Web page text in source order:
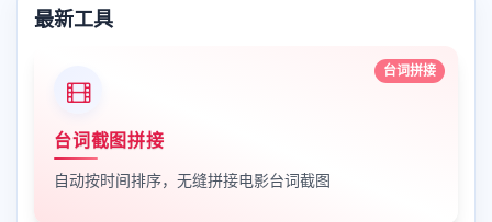
最新工具
台词拼接
台词截图拼接
自动按时间排序，无缝拼接电影台词截图